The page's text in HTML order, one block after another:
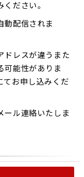
ださい。
配信されま
レスが違うまた
可能性がありま
お申し込みくだ
ル連絡いたしま